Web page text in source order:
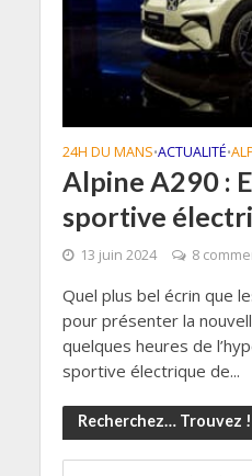
24H DU MANS•ACTUALITÉ•
Alpine A290 :
sportive
13 juin 2024 8
Quel plus bel écrin que
pour présenter la
quelques heures de
sportive électrique de...
Recherchez… Trouvez !